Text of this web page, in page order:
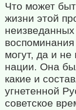
Что может
жизни этой
могут, да и
нации. Она
какие и
угнетенной
советское